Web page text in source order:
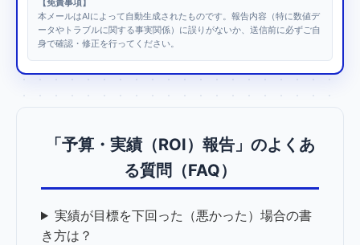
【免責事項】
本メールはAIによって自動生成されたものです。報告内容（特に数値デ
ータやトラブルに関する事実関係）に誤りがないか、送信前に必ずご自
身で確認・修正を行ってください。
「予算・実績（ROI）報告」のよくあ
る質問（FAQ）
実績が目標を下回った（悪かった）場合の書
き方は？